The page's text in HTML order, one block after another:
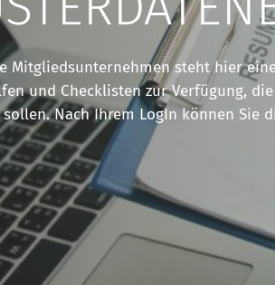
Mitgliedsunternehmen steht hier
und Checklisten zur Verfügung,
Nach Ihrem LogIn können Sie